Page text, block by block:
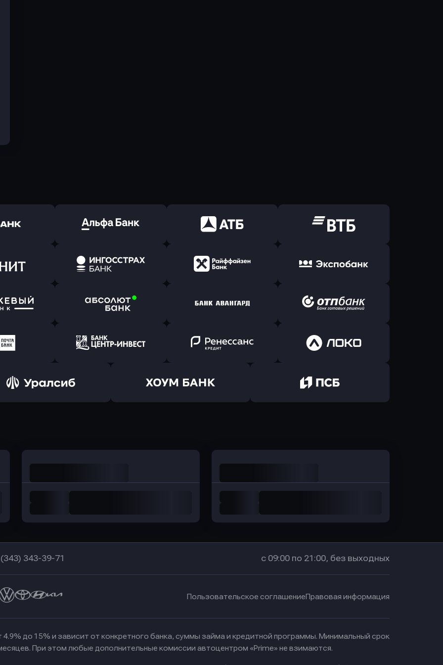
заявку
Оправить заявку
в Альфа-Банк
Оправить заявку
в АТБ Банк
в ВТБ
заявку
Банк
Оправить заявку
в Ингосстрах Банк
в Райффайзен Банк
Оправить заявку
в Экспобанк
заявку
Оправить заявку
в Абсолют Банк
Оправить заявку
в Банк Авангард
Оправить заявку
в ОТП БАНК
заявку
Банк
Оправить заявку
Оправить заявку
в Ренессанс Банк
Оправить заявку
в Локо-Банк
343-39-71 с 09:00 по 21:00, без выходных
Пользовательское соглашениеПравовая информация
4.9% до 15% и зависит от конкретного банка, суммы займа и кредитной программы. Минимальный срок
При этом любые дополнительные комиссии автоцентром «Prime» не взимаются.